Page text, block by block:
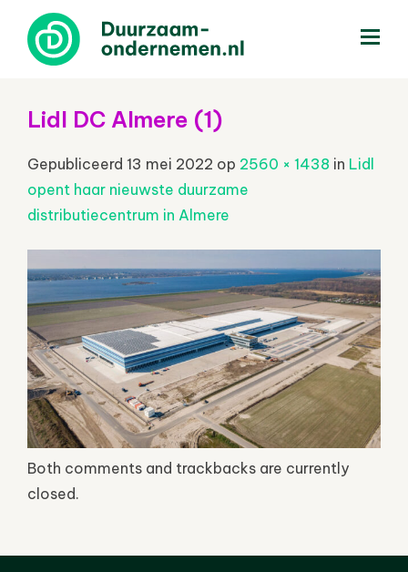
Lidl DC Almere (1)
Gepubliceerd 13 mei 2022 op 2560 × 1438 in Lidl
opent haar nieuwste duurzame
distributiecentrum in Almere
Both comments and trackbacks are currently
closed.